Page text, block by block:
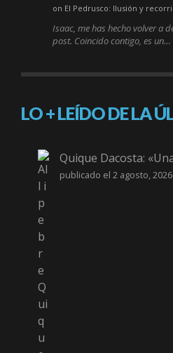
on El Pedrusco: Ilusión y
Isaac, me has hecho volver a
post. Coincido contigo, es un…
LO + LEÍDO DE LA
Quique Dacosta:
publicado el 2 agosto, 2026